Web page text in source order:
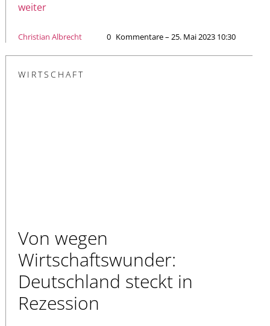
weiter
Christian Albrecht 0 Kommentare – 25. Mai 2023 10:30
WIRTSCHAFT
Von wegen
Wirtschaftswunder:
Deutschland steckt in
Rezession